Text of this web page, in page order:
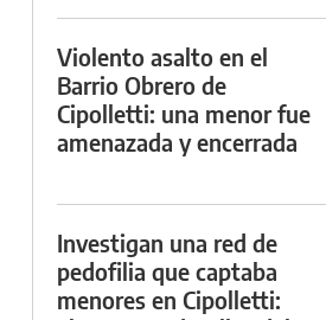
Violento asalto en el
Barrio Obrero de
Cipolletti: una menor fue
amenazada y encerrada
Investigan una red de
pedofilia que captaba
menores en Cipolletti: